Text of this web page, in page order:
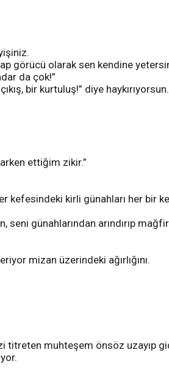
görücü olarak sen kendine
da çok!”
bir kurtuluş!” diye haykırıyorsun.
ettiğim zikir.”
kefesindeki kirli günahları her bir
günahlarından arındırıp
mizan üzerindeki ağırlığını.
titreten muhteşem önsöz uzayıp